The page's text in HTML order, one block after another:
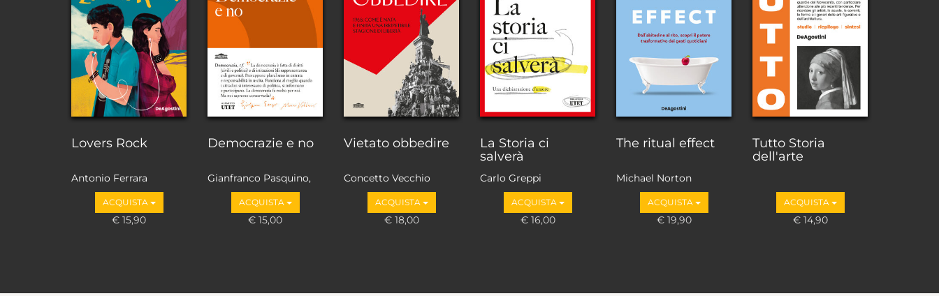
Lovers Rock
Antonio Ferrara
ACQUISTA
€ 15,90
Democrazie e no
Gianfranco Pasquino,
Marco Valbruzzi
ACQUISTA
€ 15,00
Vietato obbedire
Concetto Vecchio
ACQUISTA
€ 18,00
La Storia ci
salverà
Carlo Greppi
ACQUISTA
€ 16,00
The ritual effect
Michael Norton
ACQUISTA
€ 19,90
Tutto Storia
dell'arte
ACQUISTA
€ 14,90